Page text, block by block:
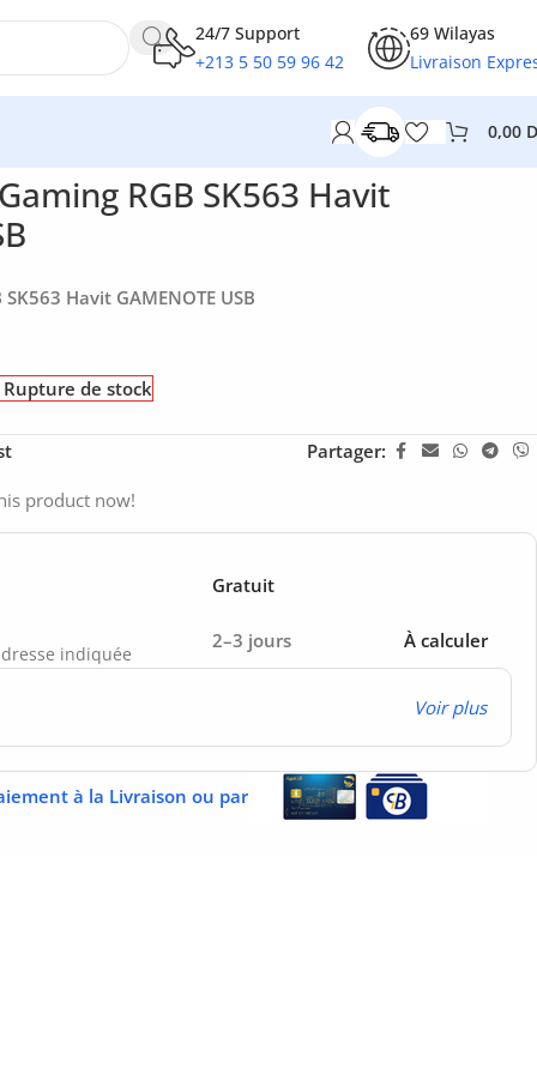
24/7 Support
+213 5 50 59 96 42
69 Wilayas
Livraison
0,00
RGB SK563 Havit
Havit GAMENOTE USB
Rupture de stock
Partager:
product now!
Gratuit
indiquée
2–3 jours À calculer
Voir plus
à la Livraison ou par